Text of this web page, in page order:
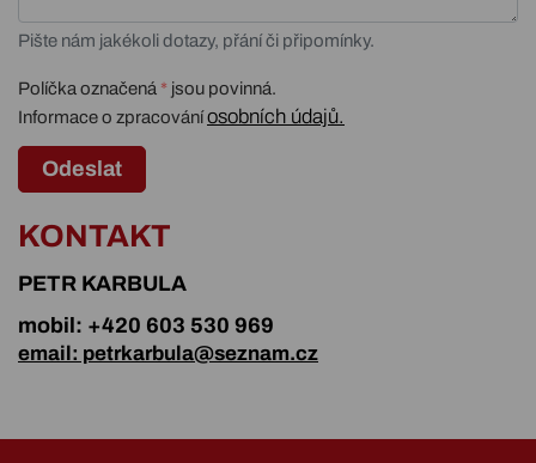
Pište nám jakékoli dotazy, přání či připomínky.
Políčka označená * jsou povinná.
Informace o zpracováníosobních údajů.
Odeslat
KONTAKT
PETR KARBULA
mobil: +420 603 530 969
email: petrkarbula@seznam.cz